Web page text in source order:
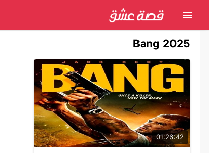
Bang 2025
01:26:42